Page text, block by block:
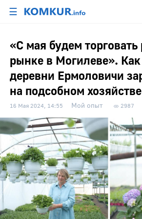
☰
«С мая будем торговать
рынке в Могилеве».
деревни Ермоловичи
на подсобном хозяйстве
16 Мая 2024, 14:55 Мой опыт 2987